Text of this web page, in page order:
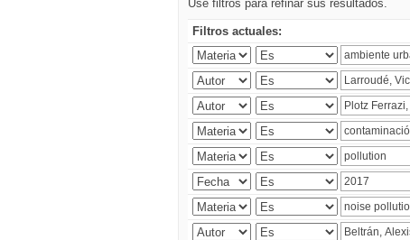
Use filtros para refinar sus resultados.
Filtros actuales: